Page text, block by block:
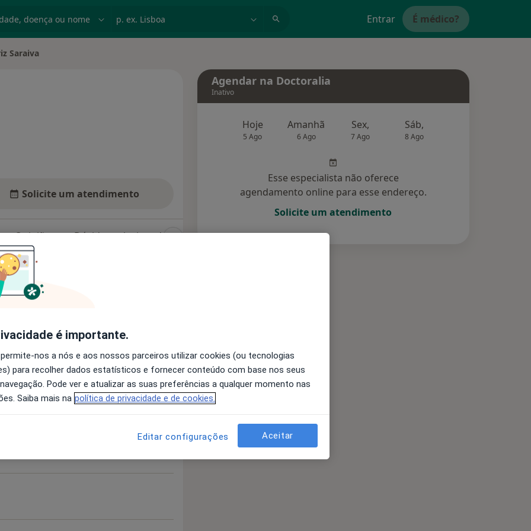
Entrar É médico?
Saraiva
Solicite um atendimento
Opiniões Dúvidas solucionadas (9)
Personalidade +1a11y_sr_more_diseases
a experiência
Agendar na Doctoralia
Inativo
Hoje
5 Ago
Amanhã
6 Ago
Sex,
7 Ago
Sáb,
8 Ago
Esse especialista não oferece
agendamento online para esse endereço.
Solicite um atendimento
é importante.
nos a nós e aos nossos parceiros utilizar cookies (ou tecnologias
para recolher dados estatísticos e fornecer conteúdo com base nos seus
Pode ver e atualizar as suas preferências a qualquer momento nas
Saiba mais na política de privacidade e de cookies.
Editar configurações Aceitar